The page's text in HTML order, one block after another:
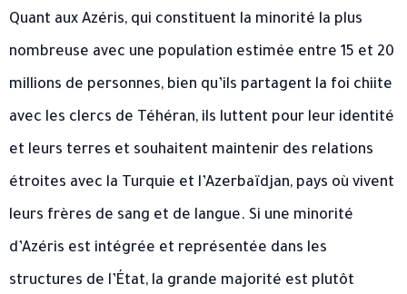
Quant aux Azéris, qui constituent la minorité la plus
nombreuse avec une population estimée entre 15 et 20
millions de personnes, bien qu’ils partagent la foi chiite
avec les clercs de Téhéran, ils luttent pour leur identité
et leurs terres et souhaitent maintenir des relations
étroites avec la Turquie et l’Azerbaïdjan, pays où vivent
leurs frères de sang et de langue. Si une minorité
d’Azéris est intégrée et représentée dans les
structures de l’État, la grande majorité est plutôt